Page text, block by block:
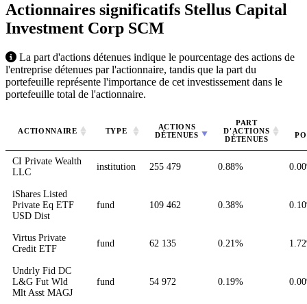
Actionnaires significatifs Stellus Capital
Investment Corp SCM
La part d'actions détenues indique le pourcentage des actions de
l'entreprise détenues par l'actionnaire, tandis que la part du
portefeuille représente l'importance de cet investissement dans le
portefeuille total de l'actionnaire.
ACTIONNAIRE TYPE
ACTIONS
DÉTENUES
PART
D'ACTIONS
DÉTENUES
CI Private Wealth
LLC
institution 255 479 0.88%
iShares Listed
Private Eq ETF
USD Dist
fund 109 462 0.38%
Virtus Private
Credit ETF
fund 62 135 0.21%
Undrly Fid DC
L&G Fut Wld
Mlt Asst MAGJ
fund 54 972 0.19%